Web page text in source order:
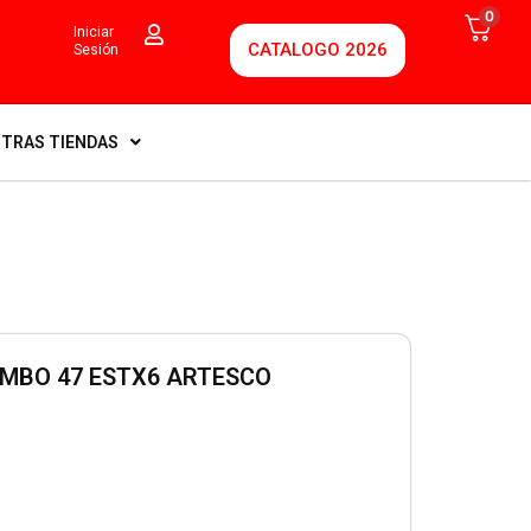
Iniciar
Sesión
CATALOGO 2026
0
TIENDAS
47 ESTX6 ARTESCO